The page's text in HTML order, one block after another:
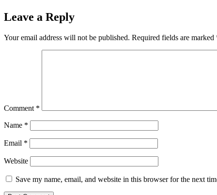
Leave a Reply
Your email address will not be published. Required fields are marked
Comment *
Name *
Email *
Website
Save my name, email, and website in this browser for the next